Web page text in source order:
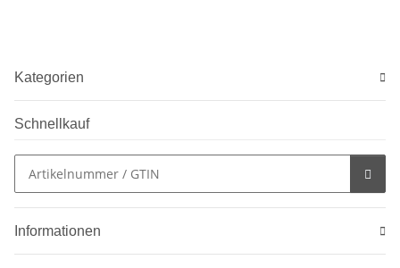
Kategorien
Schnellkauf
Informationen